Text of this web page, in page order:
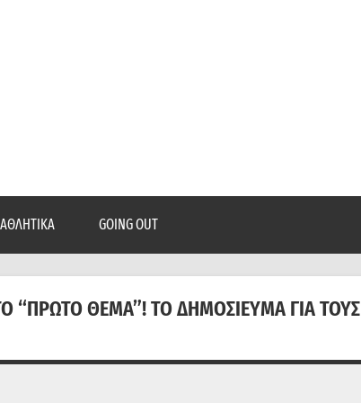
ΑΘΛΗΤΙΚΆ GOING OUT
“ΠΡΏΤΟ ΘΈΜΑ”! ΤΟ ΔΗΜΟΣΊΕΥΜΑ ΓΙΑ ΤΟΥΣ